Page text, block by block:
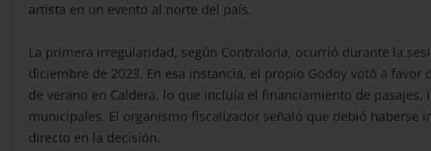
artista en un evento al norte del país.
La primera irregularidad, según Contraloría, ocurrió durante la
diciembre de 2023. En esa instancia, el propio Godoy votó a favor
de verano en Caldera, lo que incluía el financiamiento de
municipales. El organismo fiscalizador señaló que debió haberse
directo en la decisión.